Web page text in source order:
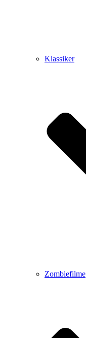
Klassiker
Zombiefilme